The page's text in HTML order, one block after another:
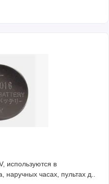
используются в
часах, пультах д..